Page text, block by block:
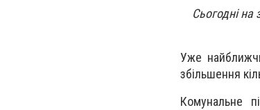
Сьогодні
Уже
збільшення
Комунальне